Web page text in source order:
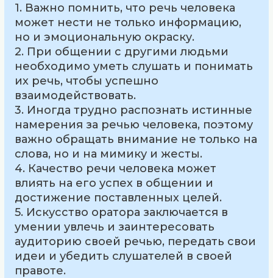
1. Важно помнить, что речь человека
может нести не только информацию,
но и эмоциональную окраску.
2. При общении с другими людьми
необходимо уметь слушать и понимать
их речь, чтобы успешно
взаимодействовать.
3. Иногда трудно распознать истинные
намерения за речью человека, поэтому
важно обращать внимание не только на
слова, но и на мимику и жесты.
4. Качество речи человека может
влиять на его успех в общении и
достижение поставленных целей.
5. Искусство оратора заключается в
умении увлечь и заинтересовать
аудиторию своей речью, передать свои
идеи и убедить слушателей в своей
правоте.